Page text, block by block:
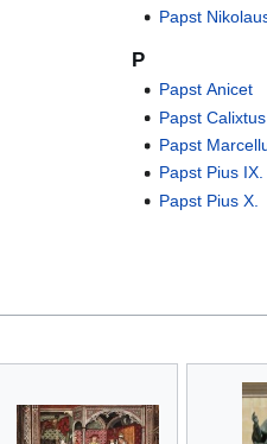
Papst
P
Papst Anicet
Papst
Papst
Papst Pius IX.
Papst Pius X.